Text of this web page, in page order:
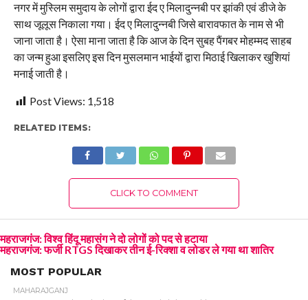
नगर में मुस्लिम समुदाय के लोगों द्वारा ईद ए मिलादुन्नबी पर झांकी एवं डीजे के
साथ जूलूस निकाला गया। ईद ए मिलादुन्नबी जिसे बारावफात के नाम से भी
जाना जाता है। ऐसा माना जाता है कि आज के दिन सुबह पैंगबर मोहम्मद साहब
का जन्म हुआ इसलिए इस दिन मुसलमान भाईयों द्वारा मिठाई खिलाकर खुशियां
मनाई जाती है।
Post Views: 1,518
RELATED ITEMS:
CLICK TO COMMENT
महराजगंज: विश्व हिंदू महासंग ने दो लोगों को पद से हटाया
महराजगंज: फर्जी RTGS दिखाकर तीन ई-रिक्शा व लोडर ले गया था शातिर
MOST POPULAR
MAHARAJGANJ